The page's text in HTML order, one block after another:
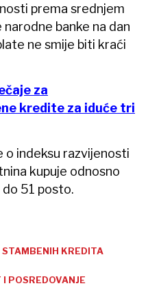
prema srednjem
banke na dan
ne smije biti kraći
za
kredite za iduće tri
o indeksu razvijenosti
kupuje odnosno
51 posto.
KREDITA
POSREDOVANJE